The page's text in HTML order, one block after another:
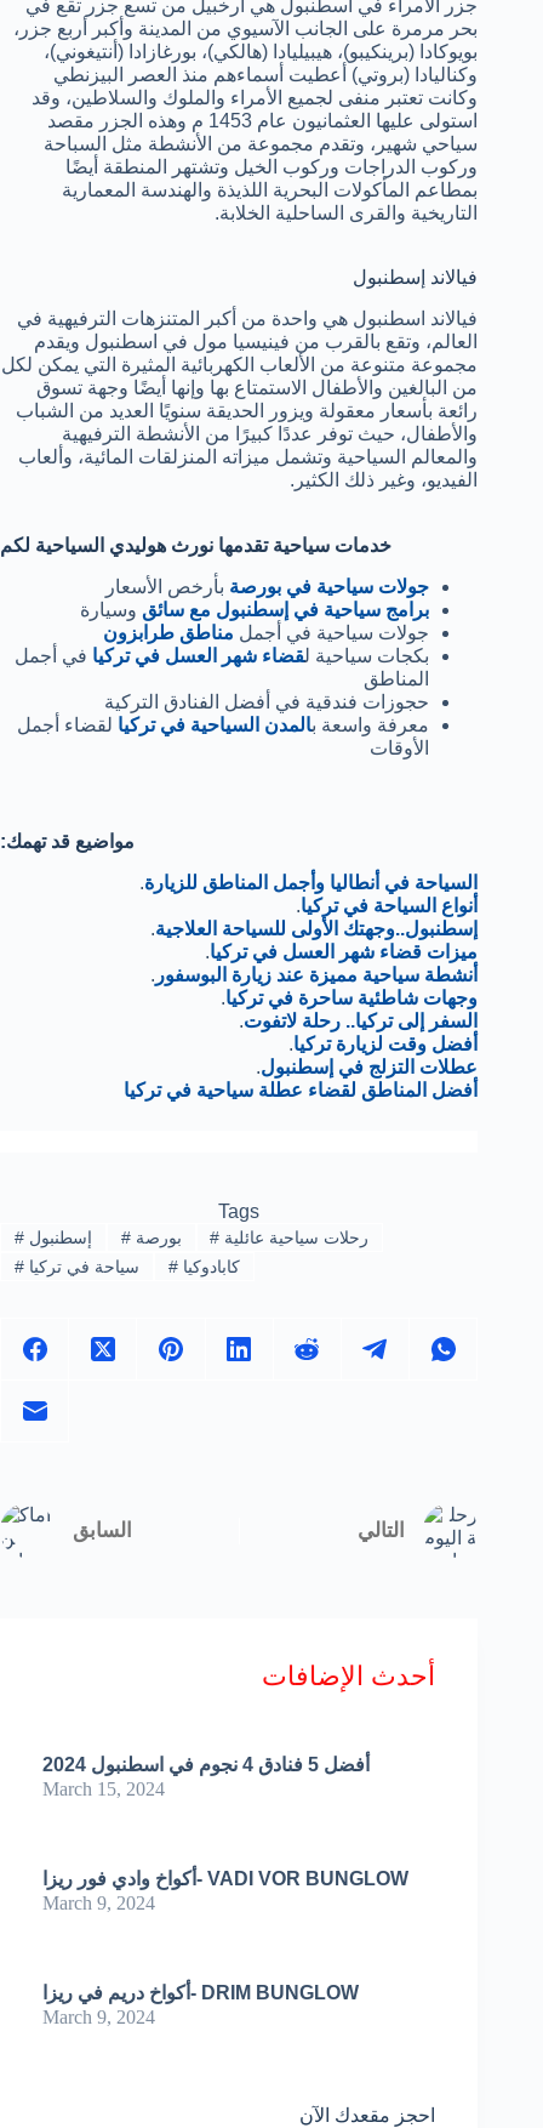
جزر الأمراء في اسطنبول هي أرخبيل من تسع جزر تقع في
بحر مرمرة على الجانب الآسيوي من المدينة وأكبر أربع جزر،
بويوكادا (برينكيبو)، هيبيليادا (هالكي)، بورغازادا (أنتيغوني)،
وكناليادا (بروتي) أعطيت أسماءهم منذ العصر البيزنطي
وكانت تعتبر منفى لجميع الأمراء والملوك والسلاطين، وقد
استولى عليها العثمانيون عام 1453 م وهذه الجزر مقصد
سياحي شهير، وتقدم مجموعة من الأنشطة مثل السباحة
وركوب الدراجات وركوب الخيل وتشتهر المنطقة أيضًا
بمطاعم المأكولات البحرية اللذيذة والهندسة المعمارية
التاريخية والقرى الساحلية الخلابة.
فيالاند إسطنبول
فيالاند اسطنبول هي واحدة من أكبر المتنزهات الترفيهية في
العالم، وتقع بالقرب من فينيسيا مول في اسطنبول ويقدم
مجموعة متنوعة من الألعاب الكهربائية المثيرة التي يمكن لكل
من البالغين والأطفال الاستمتاع بها وإنها أيضًا وجهة تسوق
رائعة بأسعار معقولة ويزور الحديقة سنويًا العديد من الشباب
والأطفال، حيث توفر عددًا كبيرًا من الأنشطة الترفيهية
والمعالم السياحية وتشمل ميزاته المنزلقات المائية، وألعاب
الفيديو، وغير ذلك الكثير.
خدمات سياحية تقدمها نورث هوليدي السياحية لكم
جولات سياحية في بورصة بأرخص الأسعار
برامج سياحية في إسطنبول مع سائق وسيارة
جولات سياحية في أجمل مناطق طرابزون
بكجات سياحية لقضاء شهر العسل في تركيا في أجمل
المناطق
حجوزات فندقية في أفضل الفنادق التركية
معرفة واسعة بالمدن السياحية في تركيا لقضاء أجمل
الأوقات
:مواضيع قد تهمك
السياحة في أنطاليا وأجمل المناطق للزيارة.
أنواع السياحة في تركيا.
إسطنبول..وجهتك الأولى للسياحة العلاجية.
ميزات قضاء شهر العسل في تركيا.
أنشطة سياحية مميزة عند زيارة البوسفور .
وجهات شاطئية ساحرة في تركيا.
السفر إلى تركيا.. رحلة لاتفوت.
أفضل وقت لزيارة تركيا.
عطلات التزلج في إسطنبول.
أفضل المناطق لقضاء عطلة سياحية في تركيا
Tags
# إسطنبول # بورصة # رحلات سياحية عائلية
# سياحة في تركيا # كابادوكيا
أحدث الإضافات
أفضل 5 فنادق 4 نجوم في اسطنبول 2024
March 15, 2024
أكواخ وادي فور ريزا- VADI VOR BUNGLOW
March 9, 2024
أكواخ دريم في ريزا- DRIM BUNGLOW
March 9, 2024
احجز مقعدك الآن